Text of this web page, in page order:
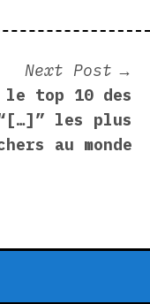
Next Post
le top 10 des
les plus
au monde